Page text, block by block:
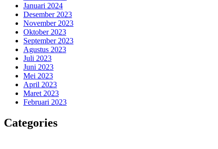
Januari 2024
Desember 2023
November 2023
Oktober 2023
September 2023
Agustus 2023
Juli 2023
Juni 2023
Mei 2023
April 2023
Maret 2023
Februari 2023
Categories